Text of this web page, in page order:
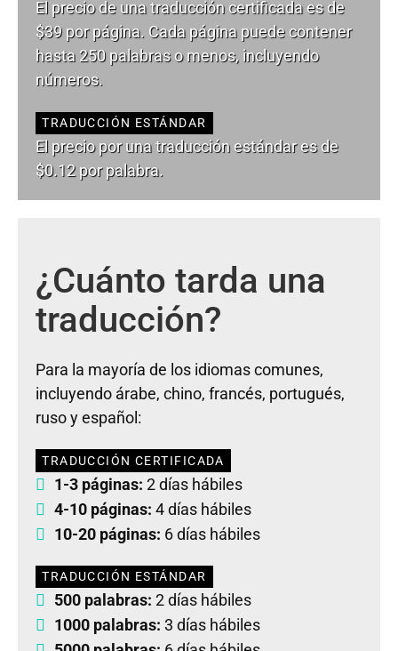
El precio de una traducción certificada es de
$39 por página. Cada página puede contener
hasta 250 palabras o menos, incluyendo
números.
TRADUCCIÓN ESTÁNDAR
El precio por una traducción estándar es de
$0.12 por palabra.
¿Cuánto tarda una
traducción?
Para la mayoría de los idiomas comunes,
incluyendo árabe, chino, francés, portugués,
ruso y español:
TRADUCCIÓN CERTIFICADA
1-3 páginas: 2 días hábiles
4-10 páginas: 4 días hábiles
10-20 páginas: 6 días hábiles
TRADUCCIÓN ESTÁNDAR
500 palabras: 2 días hábiles
1000 palabras: 3 días hábiles